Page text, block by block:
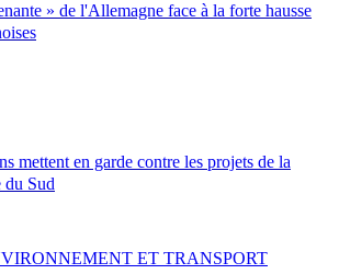
» de l'Allemagne face à la forte hausse
mettent en garde contre les projets de la
du Sud
ET TRANSPORT